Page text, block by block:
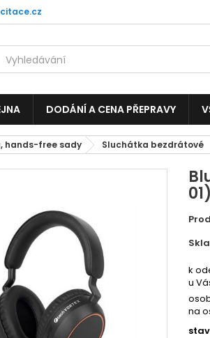
DODÁNÍ A CENA PŘEPRAVY
hands-free sady Sluchátka bezdrátové
k
u
na